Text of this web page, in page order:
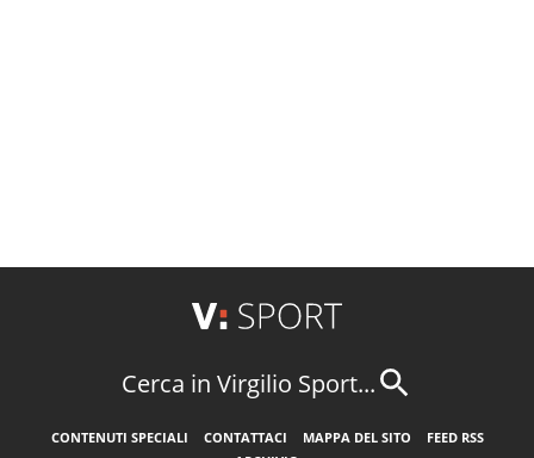
Cerca in Virgilio Sport...
CONTENUTI SPECIALI CONTATTACI MAPPA DEL SITO
FEED RSS